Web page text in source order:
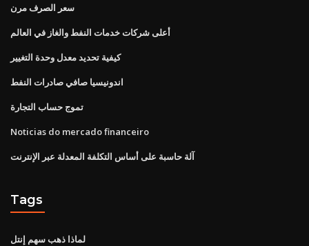
سعر الصرف مرن
أعلى شركات خدمات النفط والغاز في العالم
كيفية تحديد معدل وحدة التغيير
اندونيسيا صافي صادرات النفط
تموج حساب التجارة
Noticias do mercado financeiro
آلة حاسبة على أساس التكلفة المعدلة عبر الإنترنت
Tags
لماذا ذهب سهم إنتل